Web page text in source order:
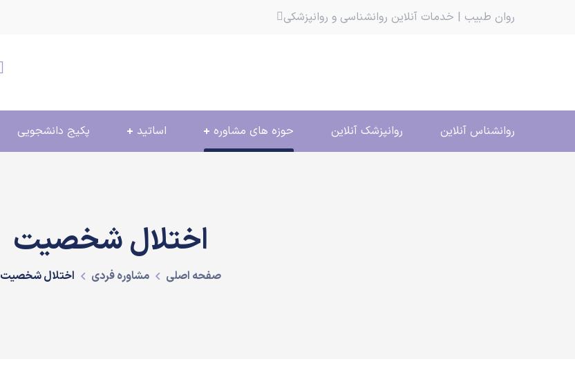
روان طبیب | خدمات آنلاین روانشناسی و روانپزشکی
روانشناس آنلاین روانپزشک آنلاین حوزه های مشاوره اساتید پکیج دانشجویی
اختلال شخصیت
صفحه اصلی مشاوره فردی اختلال شخصیت